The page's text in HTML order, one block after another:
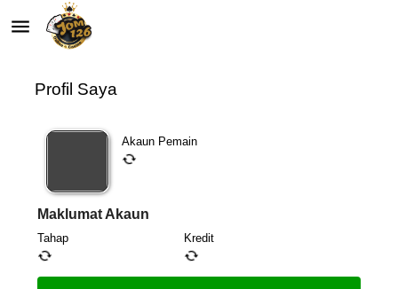
menu
Profil Saya
Akaun Pemain
autorenew
Maklumat Akaun
Tahap
autorenew
Kredit
autorenew